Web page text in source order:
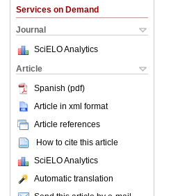
Services on Demand
Journal
SciELO Analytics
Article
Spanish (pdf)
Article in xml format
Article references
How to cite this article
SciELO Analytics
Automatic translation